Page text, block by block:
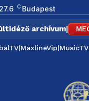
27.6 C Budapest
archívum|
|MaxlineVip|MusicTV